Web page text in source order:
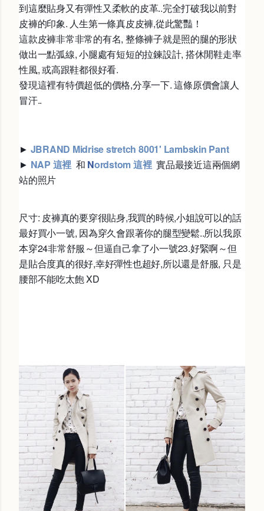
到這麼貼身又有彈性又柔軟的皮革..完全打破我以前對
皮褲的印象. 人生第一條真皮皮褲,從此驚豔！
這款皮褲非常非常的有名, 整條褲子就是照的腿的形狀
做出一點弧線, 小腿處有短短的拉鍊設計, 搭休閒鞋走率
性風, 或高跟鞋都很好看.
發現這裡有特價超低的價格,分享一下. 這條原價會讓人
冒汗..
► JBRAND Midrise stretch 8001' Lambskin Pant
► NAP 這裡 和 Nordstom 這裡 實品最接近這兩個網
站的照片
尺寸: 皮褲真的要穿很貼身,我買的時候,小姐說可以的話
最好買小一號, 因為穿久會跟著你的腿型變鬆..所以我原
本穿24非常舒服～但逼自己拿了小一號23.好緊啊～但
是貼合度真的很好,幸好彈性也超好,所以還是舒服, 只是
腰部不能吃太飽 XD